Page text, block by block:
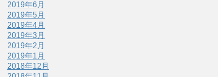
2019年6月
2019年5月
2019年4月
2019年3月
2019年2月
2019年1月
2018年12月